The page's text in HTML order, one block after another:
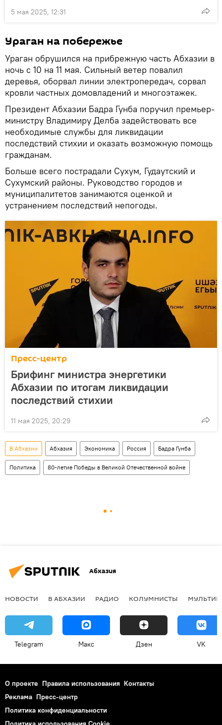
5 мая 2025, 12:31
Ураган на побережье
Ураган обрушился на прибрежную часть Абхазии в
ночь с 10 на 11 мая. Сильный ветер повалил
деревья, оборвал линии электропередач, сорвал
кровли частных домовладений и многоэтажек.
Президент Абхазии Бадра Гунба поручил премьер-
министру Владимиру Делба задействовать все
необходимые службы для ликвидации
последствий стихии и оказать возможную помощь
гражданам.
Больше всего пострадали Сухум, Гудаутский и
Сухумский районы. Руководство городов и
муниципалитетов занимаются оценкой и
устранением последствий непогоды.
Пресс-центр
Брифинг министра энергетики
Абхазии по итогам ликвидации
последствий стихии
11 мая 2025, 20:29
В Абхазии Абхазия Экономика Россия Бадра Гунба
Политика 80-летие Победы в Великой Отечественной войне
Абхазия
НОВОСТИ В АБХАЗИИ РАДИО КОЛУМНИСТЫ
Telegram Макс Дзен VK
О проекте Правила использования Контакты
Реклама Пресс-центр
Политика конфиденциальности